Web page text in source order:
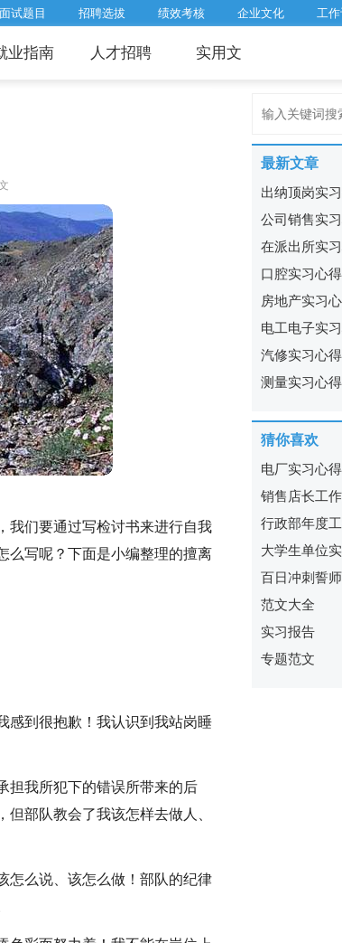
试题目 招聘选拔 绩效考核 企业文化 工作
业指南 人才招聘 实用文
我们要通过写检讨书来进行自我
么写呢？下面是小编整理的擅离
感到很抱歉！我认识到我站岗睡
担我所犯下的错误所带来的后
部队教会了我该怎样去做人、
怎么说、该怎么做！部队的纪律
最新文章
出纳顶岗实
公司销售实
15篇
在派出所实
口腔实习心
房地产实习
篇
电工电子实
13篇
汽修实习心
测量实习心
猜你喜欢
电厂实习心
销售店长工
行政部年度
大学生单位
选15篇)
百日冲刺誓
发言稿
范文大全
实习报告
专题范文